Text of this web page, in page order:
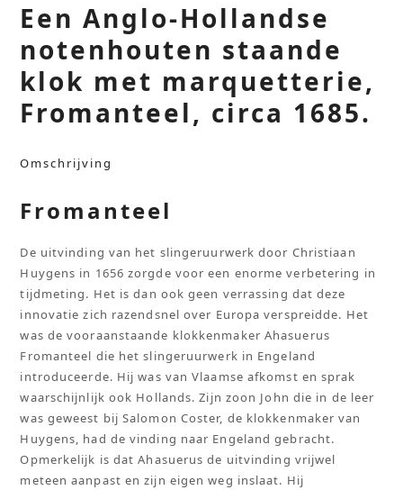
Een Anglo-Hollandse
notenhouten staande
klok met marquetterie,
Fromanteel, circa 1685.
Omschrijving
Fromanteel
De uitvinding van het slingeruurwerk door Christiaan
Huygens in 1656 zorgde voor een enorme verbetering in
tijdmeting. Het is dan ook geen verrassing dat deze
innovatie zich razendsnel over Europa verspreidde. Het
was de vooraanstaande klokkenmaker Ahasuerus
Fromanteel die het slingeruurwerk in Engeland
introduceerde. Hij was van Vlaamse afkomst en sprak
waarschijnlijk ook Hollands. Zijn zoon John die in de leer
was geweest bij Salomon Coster, de klokkenmaker van
Huygens, had de vinding naar Engeland gebracht.
Opmerkelijk is dat Ahasuerus de uitvinding vrijwel
meteen aanpast en zijn eigen weg inslaat. Hij